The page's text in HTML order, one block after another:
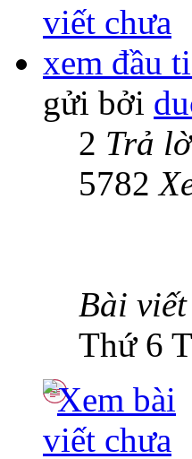
gửi bởi
2 Trả
5782
Bài
Thứ 6